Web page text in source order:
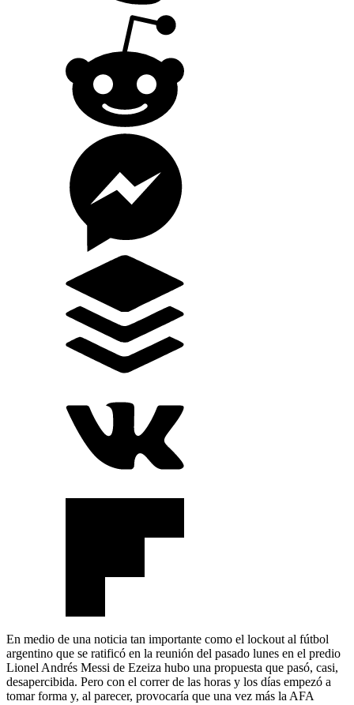
En medio de una noticia tan importante como el lockout al fútbol
argentino que se ratificó en la reunión del pasado lunes en el predio
Lionel Andrés Messi de Ezeiza hubo una propuesta que pasó, casi,
desapercibida. Pero con el correr de las horas y los días empezó a
tomar forma y, al parecer, provocaría que una vez más la AFA